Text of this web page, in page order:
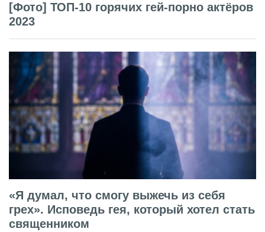
[Фото] ТОП-10 горячих гей-порно актёров
2023
«Я думал, что смогу выжечь из себя
грех». Исповедь гея, который хотел стать
священником